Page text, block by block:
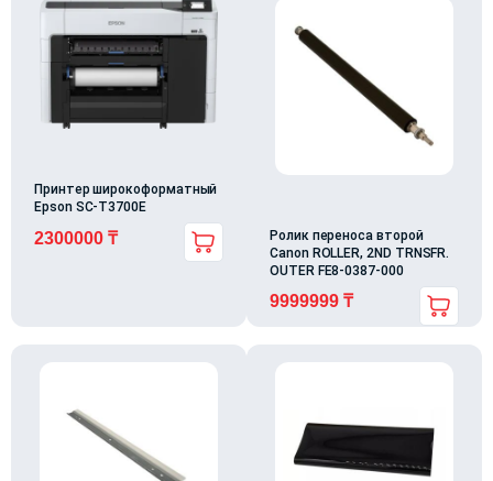
Принтер широкоформатный
Epson SC-T3700E
2300000 ₸
Ролик переноса второй
Canon ROLLER, 2ND TRNSFR.
OUTER FE8-0387-000
9999999 ₸